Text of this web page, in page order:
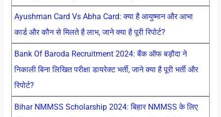
Ayushman Card Vs Abha Card: क्या है आयुष्मान और आभा
कार्ड और कौन से मिलते है लाभ, जाने क्या है पूरी रिपोर्ट?
Bank Of Baroda Recruitment 2024: बैंक ऑफ बड़ौदा ने
निकाली बिना लिखित परीक्षा डायरेक्ट भर्ती, जाने क्या है पूरी भर्ती और
रिपोर्ट?
Bihar NMMSS Scholarship 2024: बिहार NMMSS के लिए